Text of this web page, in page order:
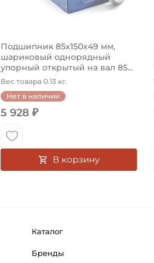
Подшипник 85х150х49 мм,
шариковый однорядный
упорный открытый на вал 85...
Вес товара 0.13 кг.
Нет в наличии
5 928 ₽
В корзину
Каталог
Бренды